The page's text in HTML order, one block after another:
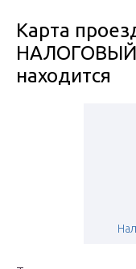
Карта
НАЛОГОВЫЙ
находится